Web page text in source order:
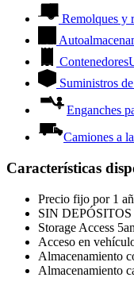
Remolques y
Contenedores
Suministros
Enganches
Camiones a
Características
Precio fijo por 1
SIN
Storage Access
Acceso en
Almacenamiento
Almacenamiento